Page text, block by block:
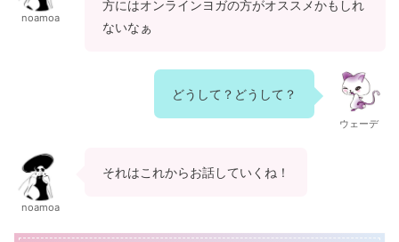
noamoa
方にはオンラインヨガの方がオススメかもしれ
ないなぁ
どうして？どうして？
ウェーデ
noamoa
それはこれからお話していくね！